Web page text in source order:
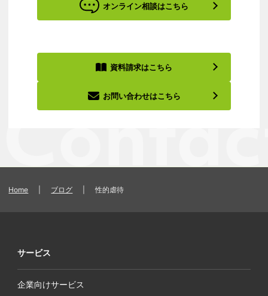
オンライン相談はこちら
資料請求はこちら
お問い合わせはこちら
Home ブログ 性的虐待
サービス
企業向けサービス